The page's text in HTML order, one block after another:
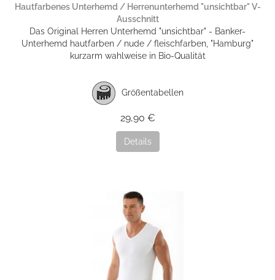
Hautfarbenes Unterhemd / Herrenunterhemd "unsichtbar" V-
Ausschnitt
Das Original Herren Unterhemd "unsichtbar" - Banker-
Unterhemd hautfarben / nude / fleischfarben, "Hamburg"
kurzarm wahlweise in Bio-Qualität
Größentabellen
29,90 €
Details